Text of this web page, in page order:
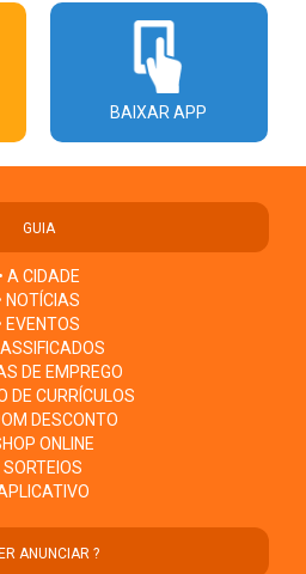
BAIXAR APP
GUIA
• A CIDADE
NOTÍCIAS
EVENTOS
DE EMPREGO
DE CURRÍCULOS
DESCONTO
ONLINE
SORTEIOS
ANUNCIAR ?